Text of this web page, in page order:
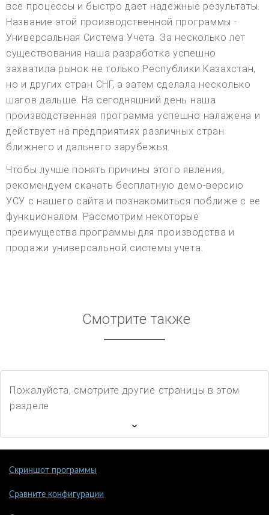
все процессы и быстро дает надежные результаты.
Название этой производственной программы -
Универсальная Система Учета. За несколько лет
существования наша разработка успешно
захватила рынок не только Республики Казахстан,
но и других стран СНГ, а затем сделала несколько
шагов дальше. На сегодняшний день наша
производственная программа успешно налажена и
действует на предприятиях различных стран
ближнего и дальнего зарубежья.
Чтобы лучше понять причины этого явления,
рекомендуем скачать бесплатную демо-версию
УСУ с нашего сайта и познакомиться поближе с ее
функционалом. Рассмотрим некоторые
преимущества программы для производства и
продажи универсальной системы учета.
Смотрите также
Пожалуйста, смотрите другие страницы в этом
разделе
Скриншот программы
Сравните конфигурации